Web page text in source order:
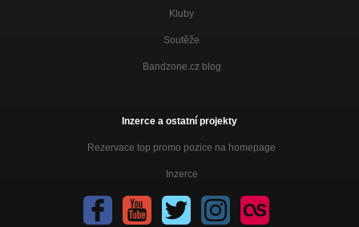
Kluby
Soutěže
Bandzone.cz blog
Inzerce a ostatní projekty
Rezervace top promo pozice na homepage
Inzerce